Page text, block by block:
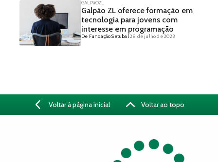
GALPãOZL
Galpão ZL oferece formação em
tecnologia para jovens com
interesse em programação
De Fundação Setubal28 de julho de 2023
Voltar à página inicial Voltar ao topo